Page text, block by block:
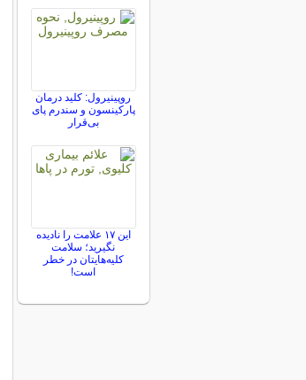
روپینیرول: کلید درمان
پارکینسون و سندرم پای
بی‌قرار
این ۱۷ علامت را نادیده
نگیرید؛ سلامت
کلیه‌هایتان در خطر
است!